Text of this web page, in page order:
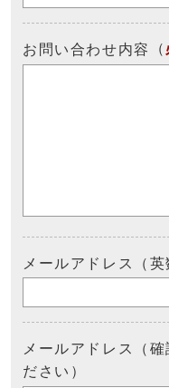
お問い合わせ内容 （
メールアドレス（英
メールアドレス（
ださい）